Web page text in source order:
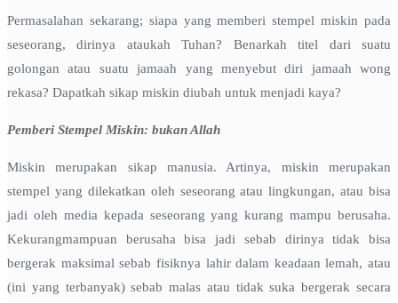
Permasalahan sekarang; siapa yang memberi stempel miskin pada
seseorang, dirinya ataukah Tuhan? Benarkah titel dari suatu
golongan atau suatu jamaah yang menyebut diri jamaah wong
rekasa? Dapatkah sikap miskin diubah untuk menjadi kaya?
Pemberi Stempel Miskin: bukan Allah
Miskin merupakan sikap manusia. Artinya, miskin merupakan
stempel yang dilekatkan oleh seseorang atau lingkungan, atau bisa
jadi oleh media kepada seseorang yang kurang mampu berusaha.
Kekurangmampuan berusaha bisa jadi sebab dirinya tidak bisa
bergerak maksimal sebab fisiknya lahir dalam keadaan lemah, atau
(ini yang terbanyak) sebab malas atau tidak suka bergerak secara